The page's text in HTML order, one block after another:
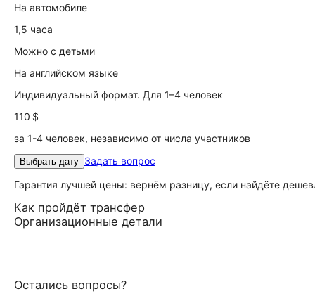
На автомобиле
1,5 часа
Можно с детьми
На английском языке
Индивидуальный формат. Для 1–4 человек
110 $
за 1-4 человек, независимо от числа участников
Выбрать дату Задать вопрос
Гарантия лучшей цены: вернём разницу, если найдёте
Как пройдёт трансфер
Организационные детали
Остались вопросы?